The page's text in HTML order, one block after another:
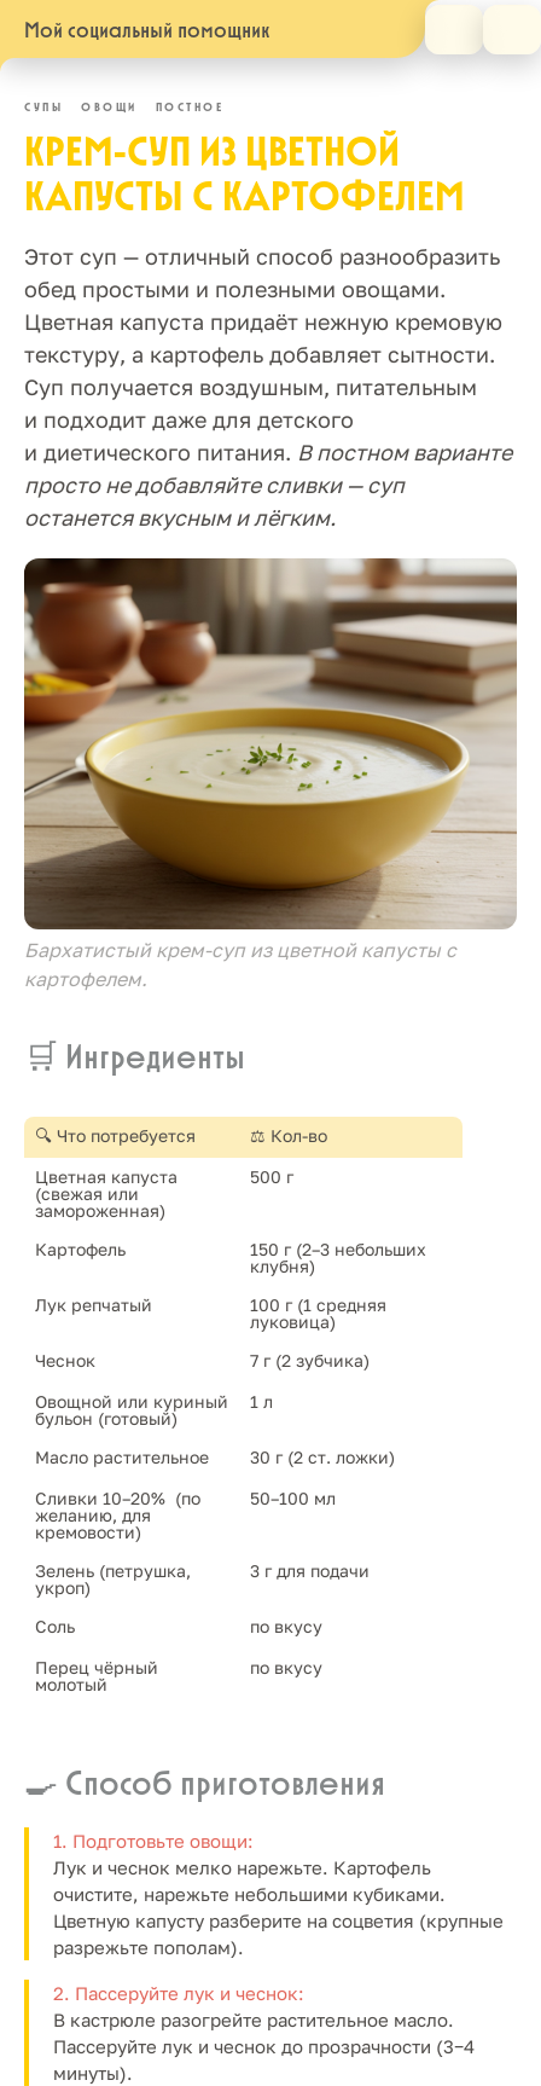
Мой социальный помощник
СУПЫ ОВОЩИ ПОСТНОЕ
КРЕМ-СУП ИЗ ЦВЕТНОЙ
КАПУСТЫ С КАРТОФЕЛЕМ
Этот суп — отличный способ разнообразить
обед простыми и полезными овощами.
Цветная капуста придаёт нежную кремовую
текстуру, а картофель добавляет сытности.
Суп получается воздушным, питательным
и подходит даже для детского
и диетического питания. В постном варианте
просто не добавляйте сливки — суп
останется вкусным и лёгким.
Бархатистый крем-суп из цветной капусты с
картофелем.
🛒 Ингредиенты
🔍 Что потребуется
⚖️ Кол-во
Цветная капуста
(свежая или
замороженная)
500 г
Картофель
150 г (2–3 небольших
клубня)
Лук репчатый
100 г (1 средняя
луковица)
Чеснок
7 г (2 зубчика)
Овощной или куриный
бульон (готовый)
1 л
Масло растительное
30 г (2 ст. ложки)
Сливки 10–20%  (по
желанию, для
кремовости)
50–100 мл
Зелень (петрушка,
укроп)
3 г для подачи
Соль
по вкусу
Перец чёрный
молотый
по вкусу
🍳 Способ приготовления
1. Подготовьте овощи:
Лук и чеснок мелко нарежьте. Картофель
очистите, нарежьте небольшими кубиками.
Цветную капусту разберите на соцветия (крупные
разрежьте пополам).
2. Пассеруйте лук и чеснок:
В кастрюле разогрейте растительное масло.
Пассеруйте лук и чеснок до прозрачности (3−4
минуты).